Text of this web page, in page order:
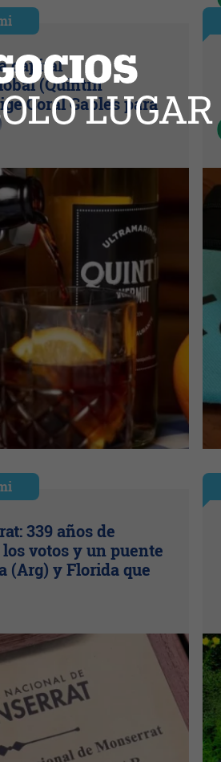
capital
(Quintín
Coral Gables para
339 años de
votos y un puente
(Arg) y Florida que